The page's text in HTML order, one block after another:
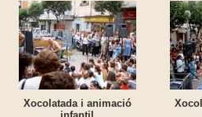
Xocolatada i animació